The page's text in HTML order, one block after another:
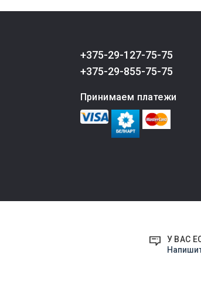
+375-29-127-75-75
+375-29-855-75-75
Принимаем платежи
У ВАС